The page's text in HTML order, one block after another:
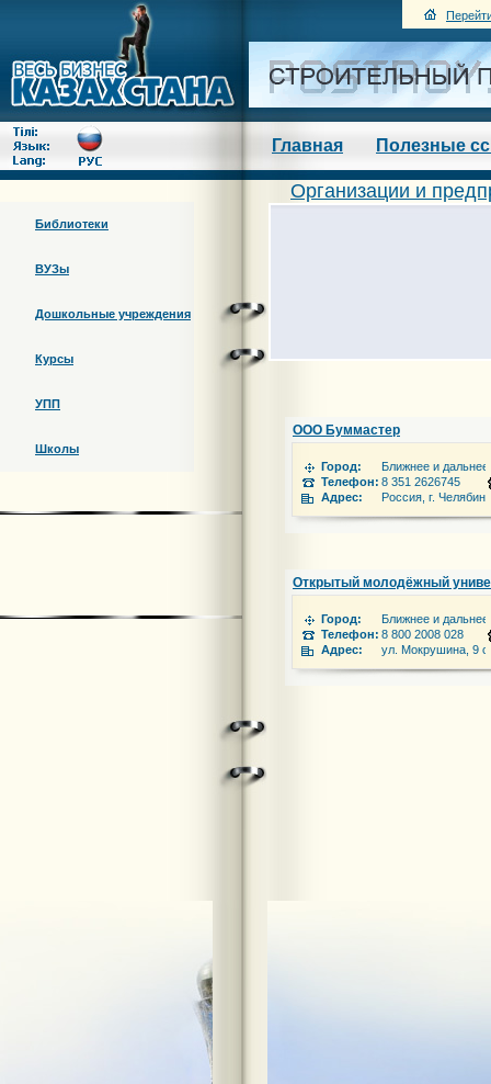
Главная Полезные
Библиотеки
ВУЗы
Дошкольные учреждения
Курсы
УПП
Школы
Организации и
ООО Буммастер
Город:
Ближнее и
Телефон: 8 351 2626745
Адрес:
Россия, г.
Открытый молодёжный
Город:
Ближнее и
Телефон: 8 800 2008 028
Адрес:
ул. Мокрушина, 9